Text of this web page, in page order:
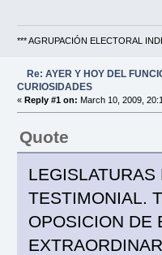
*** AGRUPACIÓN ELECTORAL
Re: AYER Y HOY DEL
CURIOSIDADES
« Reply #1 on: March 10, 2009,
Quote
TESTIMONIAL.
OPOSICION DE